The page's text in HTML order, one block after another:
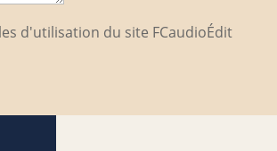
d'utilisation du site FCaudioÉdit